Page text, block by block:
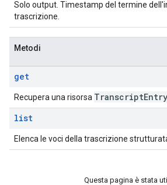
Solo output. Timestamp del termine
trascrizione.
Metodi
get
Recupera una risorsa TranscriptEntry
list
Elenca le voci della trascrizione
Questa pagina è stata